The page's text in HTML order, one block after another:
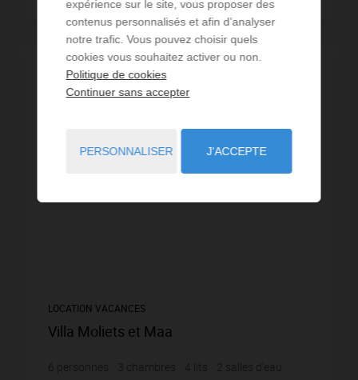
PROMOTION-15%
LOCATION VACANCES
Villa Moliets et Maa
6 personnes 3 chambres 4 lits 2 salles d'eau
expérience sur le site, vous proposer des
contenus personnalisés et afin d’analyser
notre trafic. Vous pouvez choisir quels
cookies vous souhaitez activer ou non.
Politique de cookies
Continuer sans accepter
PERSONNALISER J'ACCEPTE